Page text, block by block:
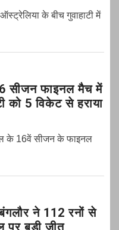
के बीच गुवाहाटी में
सीजन फाइनल मैच में
को 5 विकेट से हराया
के 16वें सीजन के फाइनल
ने 112 रनों से
पर बड़ी जीत,